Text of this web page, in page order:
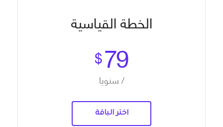
الخطة القياسية
$79
/ سنويا
اختر الباقة